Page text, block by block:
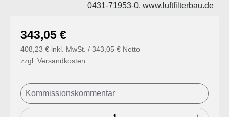
0431-71953-0, www.luftfilterbau.de
Regulärer Preis:
343,05 €
408,23 € inkl. MwSt. / 343,05 € Netto
zzgl. Versandkosten